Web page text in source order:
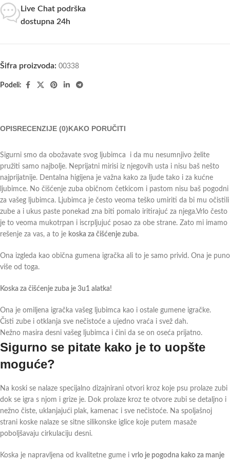
Live Chat podrška
dostupna 24h
Šifra proizvoda: 00338
Podeli:
OPISRECENZIJE (0)KAKO PORUČITI
Sigurni smo da obožavate svog ljubimca i da mu nesumnjivo želite
pružiti samo najbolje. Neprijatni mirisi iz njegovih usta i nisu baš nešto
najprijatnije. Dentalna higijena je važna kako za ljude tako i za kućne
ljubimce. No čišćenje zuba običnom četkicom i pastom nisu baš pogodni
za vašeg ljubimca. Ljubimca je često veoma teško umiriti da bi mu očistili
zube a i ukus paste ponekad zna biti pomalo iritirajuć za njega.Vrlo često
je to veoma mukotrpan i iscrpljujuć posao za obe strane. Zato mi imamo
rešenje za vas, a to je koska za čišćenje zuba.
Ona izgleda kao obična gumena igračka ali to je samo privid. Ona je puno
više od toga.
Koska za čišćenje zuba je 3u1 alatka!
Ona je omiljena igračka vašeg ljubimca kao i ostale gumene igračke.
Čisti zube i otklanja sve nečistoće a ujedno vraća i svež dah.
Nežno masira desni vašeg ljubimca i čini da se on oseća prijatno.
Sigurno se pitate kako je to uopšte
moguće?
Na koski se nalaze specijalno dizajnirani otvori kroz koje psu prolaze zubi
dok se igra s njom i grize je. Dok prolaze kroz te otvore zubi se detaljno i
nežno čiste, uklanjajući plak, kamenac i sve nečistoće. Na spoljašnoj
strani koske nalaze se sitne silikonske iglice koje putem masaže
poboljšavaju cirkulaciju desni.
Koska je napravljena od kvalitetne gume i vrlo je pogodna kako za manje